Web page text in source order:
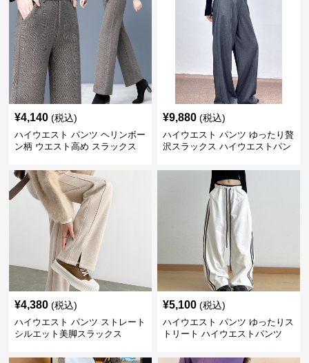
¥4,140 (税込)
ハイウエスト パンツ ヘリンボー
ン柄 ウエスト高め スラックス
¥9,880 (税込)
ハイウエスト パンツ ゆったり贅
沢スラックス ハイウエストパン
¥4,380 (税込)
ハイウエスト パンツ ストレート
シルエット美脚スラックス
¥5,100 (税込)
ハイウエスト パンツ ゆったりス
トリート ハイウエストパンツ